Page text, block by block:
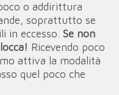
o addirittura
soprattutto se
in eccesso.Se non
Ricevendo poco
attiva la modalità
quel poco che